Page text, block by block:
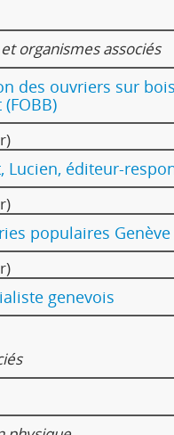
organismes associés
des ouvriers sur
Lucien, éditeur-
populaires Genève
genevois